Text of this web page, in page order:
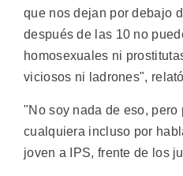
que nos dejan por debajo
después de las 10 no
homosexuales ni
viciosos ni ladrones",
"No soy nada de eso, pero
cualquiera incluso por
joven a IPS, frente de los